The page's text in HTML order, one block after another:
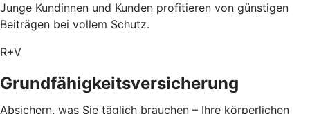
Junge Kundinnen und Kunden profitieren von günstigen
Beiträgen bei vollem Schutz.
R+V
Grundfähigkeitsversicherung
Absichern, was Sie täglich brauchen – Ihre körperlichen